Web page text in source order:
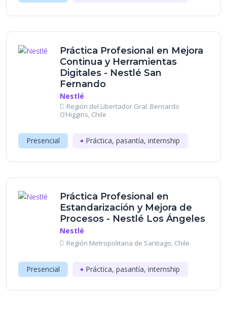
Práctica Profesional en Mejora
Continua y Herramientas
Digitales - Nestlé San
Fernando
Nestlé
Región del Libertador Gral. Bernardo
O’Higgins, Chile
Presencial Práctica, pasantía, internship
Práctica Profesional en
Estandarización y Mejora de
Procesos - Nestlé Los Ángeles
Nestlé
Región Metropolitana de Santiago, Chile
Presencial Práctica, pasantía, internship